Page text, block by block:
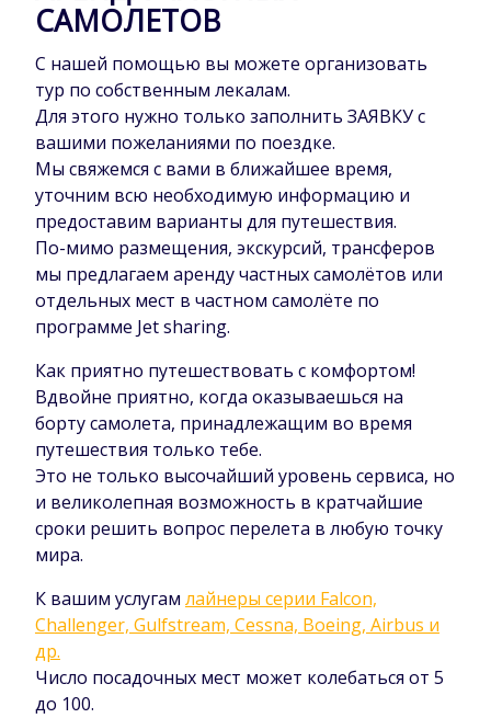
САМОЛЕТОВ
С нашей помощью вы можете организовать
тур по собственным лекалам.
Для этого нужно только заполнить ЗАЯВКУ с
вашими пожеланиями по поездке.
Мы свяжемся с вами в ближайшее время,
уточним всю необходимую информацию и
предоставим варианты для путешествия.
По-мимо размещения, экскурсий, трансферов
мы предлагаем аренду частных самолётов или
отдельных мест в частном самолёте по
программе Jet sharing.
Как приятно путешествовать с комфортом!
Вдвойне приятно, когда оказываешься на
борту самолета, принадлежащим во время
путешествия только тебе.
Это не только высочайший уровень сервиса, но
и великолепная возможность в кратчайшие
сроки решить вопрос перелета в любую точку
мира.
К вашим услугам лайнеры серии Falcon,
Challenger, Gulfstream, Cessna, Boeing, Airbus и
др.
Число посадочных мест может колебаться от 5
до 100.